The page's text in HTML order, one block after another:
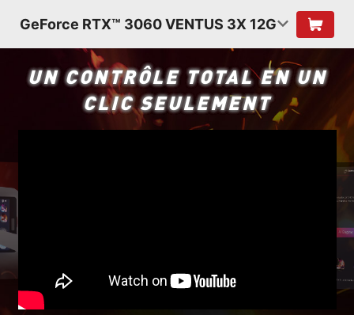
GeForce RTX™ 3060 VENTUS 3X 12G
UN CONTRÔLE TOTAL EN UN
CLIC SEULEMENT